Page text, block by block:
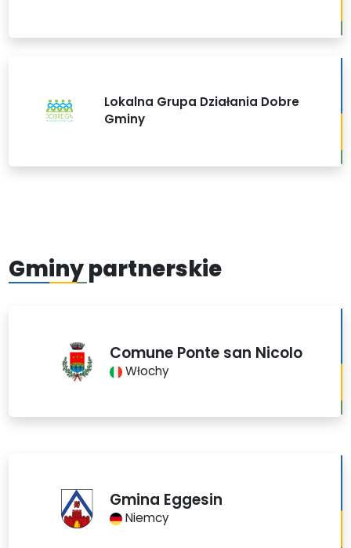
Lokalna Grupa Działania Dobre
Gminy
Gminy partnerskie
Comune Ponte san Nicolo
Włochy
Gmina Eggesin
Niemcy